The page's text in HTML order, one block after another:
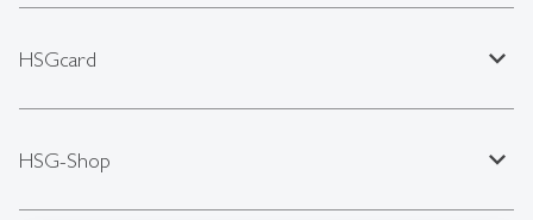
HSGcard expand_less
HSG-Shop expand_less